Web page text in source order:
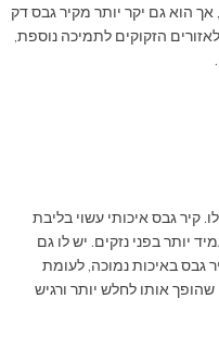
אך הוא גם יקר יותר מקיר גבס דק
הזקוקים לתמיכה נוספת,
קיר גבס איכותי עשוי בליבת
יותר בפני נזקים. יש לו גם
גבס באיכות נמוכה, לעומת
אותו לחלש יותר ורגיש